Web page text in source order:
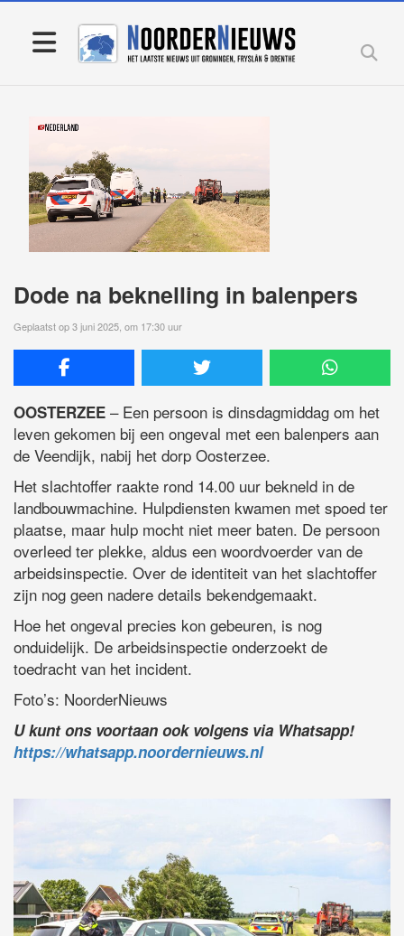
Dode na beknelling in balenpers
Geplaatst op 3 juni 2025, om 17:30 uur
OOSTERZEE – Een persoon is dinsdagmiddag om het
leven gekomen bij een ongeval met een balenpers aan
de Veendijk, nabij het dorp Oosterzee.
Het slachtoffer raakte rond 14.00 uur bekneld in de
landbouwmachine. Hulpdiensten kwamen met spoed ter
plaatse, maar hulp mocht niet meer baten. De persoon
overleed ter plekke, aldus een woordvoerder van de
arbeidsinspectie. Over de identiteit van het slachtoffer
zijn nog geen nadere details bekendgemaakt.
Hoe het ongeval precies kon gebeuren, is nog
onduidelijk. De arbeidsinspectie onderzoekt de
toedracht van het incident.
Foto’s: NoorderNieuws
U kunt ons voortaan ook volgens via Whatsapp!
https://whatsapp.noordernieuws.nl